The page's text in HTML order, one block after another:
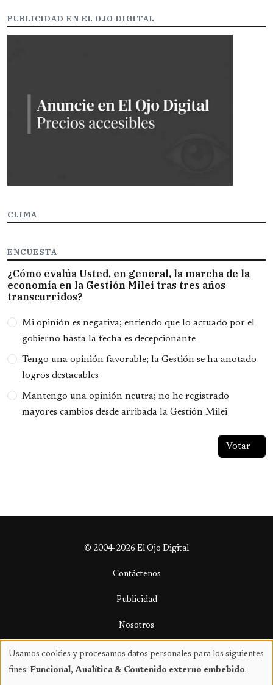
PUBLICIDAD EN EL OJO DIGITAL
CLIMA
ENCUESTA
¿Cómo evalúa Usted, en general, la marcha de la
economía en la Gestión Milei tras tres años
transcurridos?
Opciones
Mi opinión es negativa; entiendo que lo actuado por el
gobierno hasta la fecha es decepcionante
Tengo una opinión favorable; la Gestión se ha anotado
logros destacables
Mantengo una opinión neutra; no he registrado
mayores cambios desde arribada la Gestión Milei
© 2004-2026 El Ojo Digital
Contáctenos
Publicidad
Nosotros
Términos y condiciones
Uso
Usamos cookies y procesamos datos personales para los siguientes
fines: Funcional, Analítica & Contenido externo embebido.